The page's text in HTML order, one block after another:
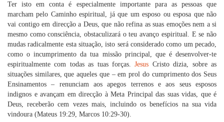
Ter isto em conta é especialmente importante para as pessoas que
marcham pelo Caminho espiritual, já que um esposo ou esposa que não
vai contigo em direcção a Deus, que não refina as suas emoções nem a si
mesmo como consciência, obstaculizará o teu avanço espiritual. E se não
mudas radicalmente esta situação, isto será considerado como um pecado,
como o incumprimento da tua missão principal, que é desenvolver-te
espiritualmente com todas as tuas forças.Jesus Cristo dizia, sobre as
situações similares, que aqueles que – em prol do cumprimento dos Seus
Ensinamentos – renunciam aos apegos terrenos e aos seus esposos
indignos e avançam em direcção à Meta Principal das suas vidas, que é
Deus, receberão cem vezes mais, incluindo os benefícios na sua vida
vindoura (Mateus 19:29, Marcos 10:29-30).